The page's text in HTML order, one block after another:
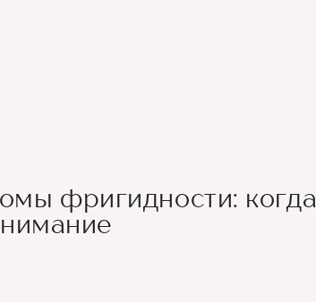
фригидности: когда